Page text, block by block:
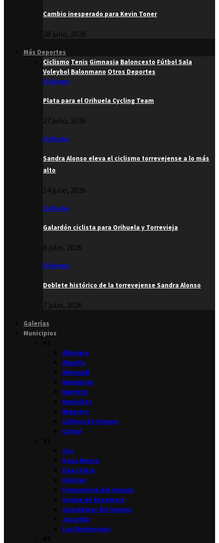
Cambio inesperado para Kevin Toner
28 julio, 2026
Más Deportes
Ciclismo Tenis Gimnasia Baloncesto Fútbol Sala
Voleybol Balonmano Otros Deportes
Ciclismo
Plata para el Orihuela Cycling Team
27 julio, 2026
Ciclismo
Sandra Alonso eleva el ciclismo torrevejense a lo más
alto
14 julio, 2026
Ciclismo
Galardón ciclista para Orihuela y Torrevieja
8 julio, 2026
Ciclismo
Doblete histórico de la torrevejense Sandra Alonso
7 julio, 2026
Galerías
Municipios
Albatera
Algorfa
Almoradí
Benejúzar
Benferri
Benijófar
Bigastro
Callosa de Segura
Catral
Cox
Daya Nueva
Daya Vieja
Dolores
Formentera del Segura
Granja de Rocamora
Guardamar del Segura
Jacarilla
Los Montesinos